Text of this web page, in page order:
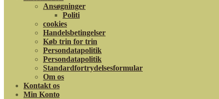
Ansøgninger
Politi
cookies
Handelsbetingelser
Køb trin for trin
Persondatapolitik
Persondatapolitik
Standardfortrydelsesformular
Om os
Kontakt os
Min Konto